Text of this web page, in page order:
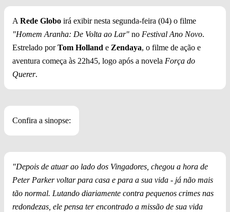
A Rede Globo irá exibir nesta segunda-feira (04) o filme
"Homem Aranha: De Volta ao Lar" no Festival Ano Novo.
Estrelado porTom Holland e Zendaya, o filme de ação e
aventura começa às 22h45, logo após a novela Força do
Querer.
Confira a sinopse:
"Depois de atuar ao lado dos Vingadores, chegou a hora de
Peter Parker voltar para casa e para a sua vida - já não mais
tão normal. Lutando diariamente contra pequenos crimes nas
redondezas, ele pensa ter encontrado a missão de sua vida